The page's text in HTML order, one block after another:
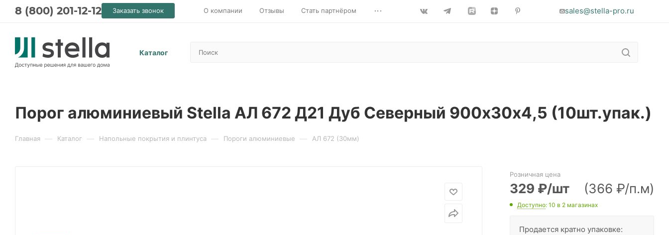
8 (800) 201-12-12 Заказать звонок О компании Отзывы Стать партнёром ... sales@stella-pro.ru
Каталог
Порог алюминиевый Stella АЛ 672 Д21 Дуб Северный 900х30х4,5 (10шт.упак.)
Главная — Каталог — Напольные покрытия и плинтуса — Пороги алюминиевые — АЛ 672 (30мм)
Розничная цена
329 ₽/шт (366 ₽/п.м)
Доступно: 10 в 2 магазинах
Продается кратно упаковке: